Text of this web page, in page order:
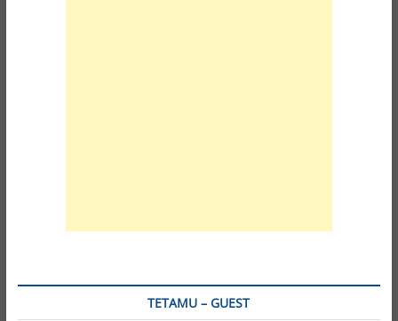
TETAMU – GUEST